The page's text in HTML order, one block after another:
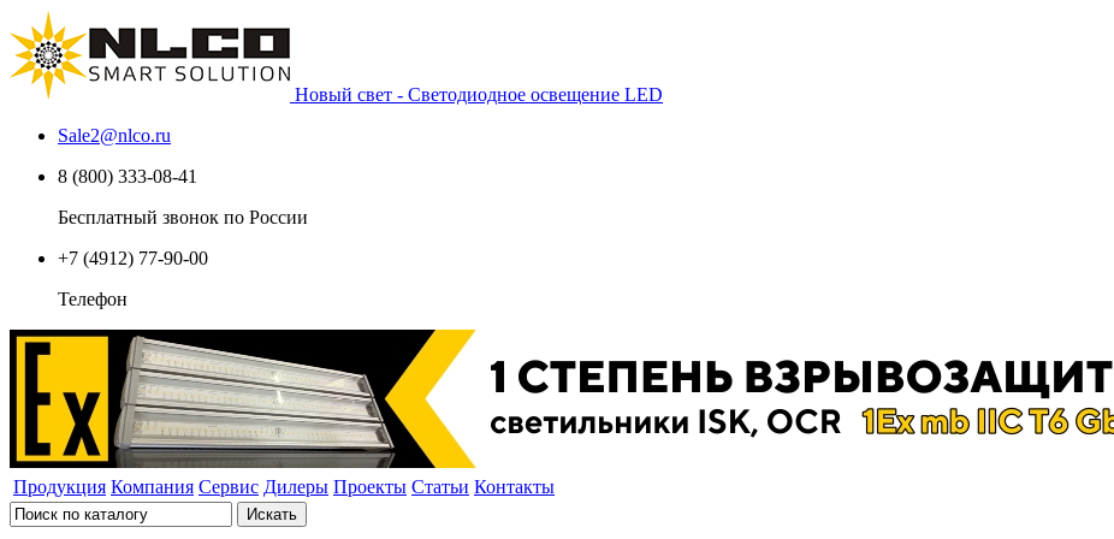
Новый свет - Светодиодное освещение LED
Sale2@nlco.ru
8 (800) 333-08-41
Бесплатный звонок по России
+7 (4912) 77-90-00
Телефон
Продукция Компания Сервис Дилеры Проекты Статьи Контакты